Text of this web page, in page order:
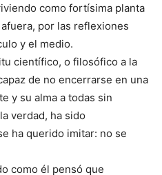
como fortísima planta
por las reflexiones
y el medio.
científico, o filosófico a la
de no encerrarse en una
y su alma a todas sin
verdad, ha sido
ha querido imitar: no se
como él pensó que